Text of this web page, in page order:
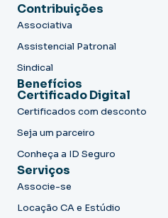
Contribuições
Associativa
Assistencial Patronal
Sindical
Benefícios
Certificado Digital
Certificados com desconto
Seja um parceiro
Conheça a ID Seguro
Serviços
Associe-se
Locação CA e Estúdio